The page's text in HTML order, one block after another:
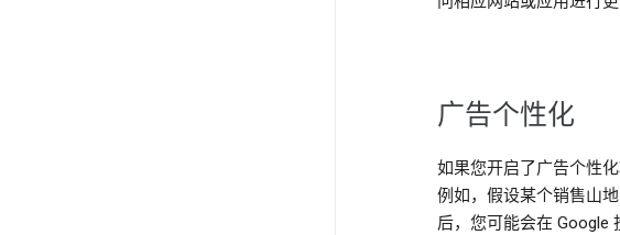
广告个性化
如果您开启了广告个性
例如，假设某个销售山
后，您可能会在 Google